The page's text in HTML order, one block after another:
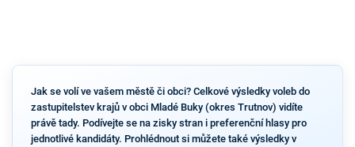
Jak se volí ve vašem městě či obci? Celkové výsledky voleb do
zastupitelstev krajů v obci Mladé Buky (okres Trutnov) vidíte
právě tady. Podívejte se na zisky stran i preferenční hlasy pro
jednotlivé kandidáty. Prohlédnout si můžete také výsledky v